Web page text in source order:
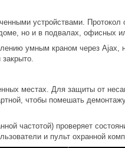
устройствами. Протокол
но и в подвалах, офисных
умным краном через Ajax,
местах. Для защиты от
чтобы помешать
частотой) проверяет
и пульт охранной